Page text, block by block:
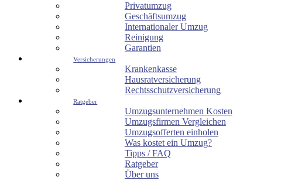
Privatumzug
Geschäftsumzug
Internationaler Umzug
Reinigung
Garantien
Versicherungen
Krankenkasse
Hausratversicherung
Rechtsschutzversicherung
Ratgeber
Umzugsunternehmen Kosten
Umzugsfirmen Vergleichen
Umzugsofferten einholen
Was kostet ein Umzug?
Tipps / FAQ
Ratgeber
Über uns